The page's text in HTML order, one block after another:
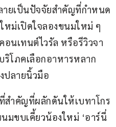
ายเป็นปัจจัยสำคัญที่กำหนด
หม่เปิดใจลองขนมใหม่ ๆ
นเทนต์ไวรัล หรือรีวิวจา
โภคเลือกอาหารหลาก
ปลายนิ้วมือ
ำคัญที่ผลักดันให้เบทาโกร
มขบเคี้ยวน้องใหม่ ‘อาร์นี่